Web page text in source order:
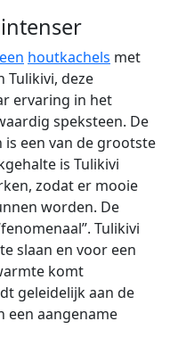
houtkachels met
Tulikivi, deze
ervaring in het
speksteen. De
een van de grootste
is Tulikivi
zodat er mooie
worden. De
Tulikivi
slaan en voor een
komt
geleidelijk aan de
een aangename